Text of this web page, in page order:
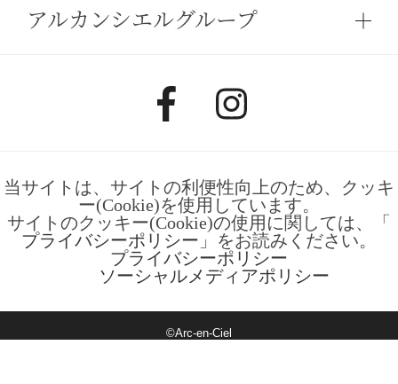
アルカンシエルグループ
当サイトは、サイトの利便性向上のため、クッキ
ー(Cookie)を使用しています。
サイトのクッキー(Cookie)の使用に関しては、「
プライバシーポリシー 」をお読みください。
プライバシーポリシー
ソーシャルメディアポリシー
©Arc-en-Ciel